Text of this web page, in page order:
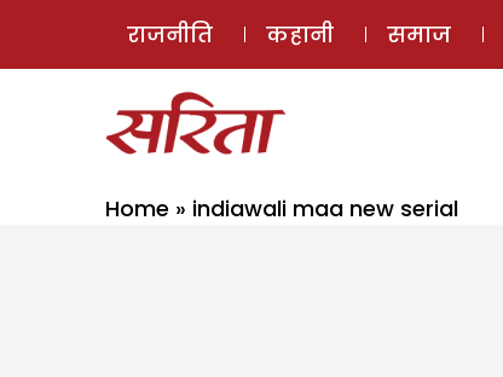
राजनीति कहानी समाज
Home » indiawali maa new serial